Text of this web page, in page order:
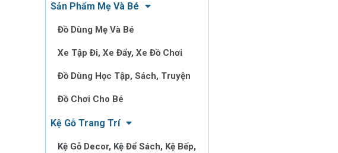
Sản Phẩm Mẹ Và Bé
Đồ Dùng Mẹ Và Bé
Xe Tập Đi, Xe Đẩy, Xe Đồ Chơi
Đồ Dùng Học Tập, Sách, Truyện
Đồ Chơi Cho Bé
Kệ Gỗ Trang Trí
Kệ Gỗ Decor, Kệ Để Sách, Kệ Bếp,